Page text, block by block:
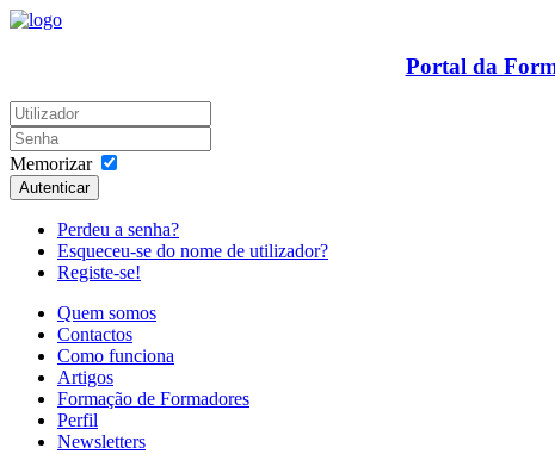
Portal da
Memorizar
Autenticar
Perdeu a senha?
Esqueceu-se do nome de utilizador?
Registe-se!
Quem somos
Contactos
Como funciona
Artigos
Formação de Formadores
Perfil
Newsletters